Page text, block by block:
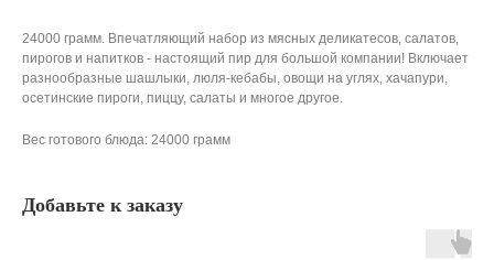
24000 грамм. Впечатляющий набор из мясных деликатесов, салатов,
пирогов и напитков - настоящий пир для большой компании! Включает
разнообразные шашлыки, люля-кебабы, овощи на углях, хачапури,
осетинские пироги, пиццу, салаты и многое другое.
Вес готового блюда: 24000 грамм
Добавьте к заказу